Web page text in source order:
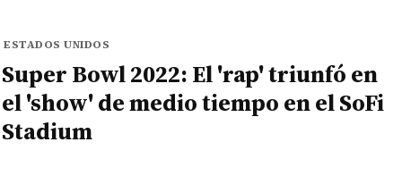
ESTADOS UNIDOS
Super Bowl 2022: El 'rap' triunfó en
el 'show' de medio tiempo en el SoFi
Stadium